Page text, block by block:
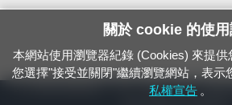
24小時緊急通報電話：1933（市話、手機，僅限
關於 cookie 的使用
本網站使用瀏覽器紀錄 (Cookies) 來提
您選擇"接受並關閉"繼續瀏覽網站，表示
私權宣告 。